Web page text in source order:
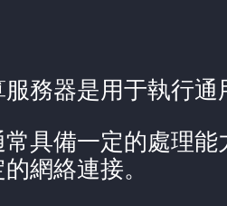
服務器是用于執行
常具備一定的處理
網絡連接。